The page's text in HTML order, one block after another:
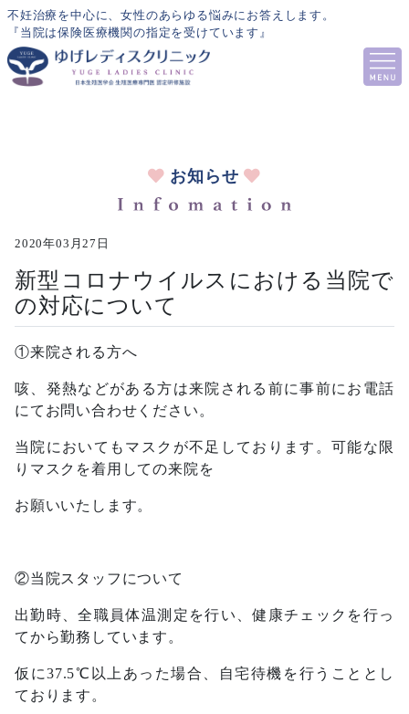
不妊治療を中心に、女性のあらゆる悩みにお答えします。
『当院は保険医療機関の指定を受けています』
お知らせ
2020年03月27日
新型コロナウイルスにおける当院で
の対応について
①来院される方へ
咳、発熱などがある方は来院される前に事前にお電話
にてお問い合わせください。
当院においてもマスクが不足しております。可能な限
りマスクを着用しての来院を
お願いいたします。
②当院スタッフについて
出勤時、全職員体温測定を行い、健康チェックを行っ
てから勤務しています。
仮に37.5℃以上あった場合、自宅待機を行うこととし
ております。